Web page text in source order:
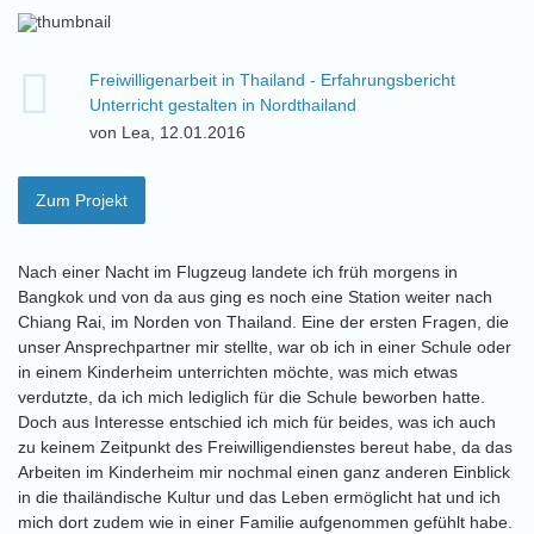
Freiwilligenarbeit in Thailand - Erfahrungsbericht
Unterricht gestalten in Nordthailand
von Lea, 12.01.2016
Zum Projekt
Nach einer Nacht im Flugzeug landete ich früh morgens in
Bangkok und von da aus ging es noch eine Station weiter nach
Chiang Rai, im Norden von Thailand. Eine der ersten Fragen, die
unser Ansprechpartner mir stellte, war ob ich in einer Schule oder
in einem Kinderheim unterrichten möchte, was mich etwas
verdutzte, da ich mich lediglich für die Schule beworben hatte.
Doch aus Interesse entschied ich mich für beides, was ich auch
zu keinem Zeitpunkt des Freiwilligendienstes bereut habe, da das
Arbeiten im Kinderheim mir nochmal einen ganz anderen Einblick
in die thailändische Kultur und das Leben ermöglicht hat und ich
mich dort zudem wie in einer Familie aufgenommen gefühlt habe.